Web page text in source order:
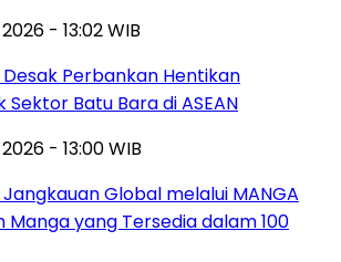
- 13:02 WIB
Desak Perbankan Hentikan
Batu Bara di ASEAN
- 13:00 WIB
Global melalui MANGA
Manga yang Tersedia dalam 100